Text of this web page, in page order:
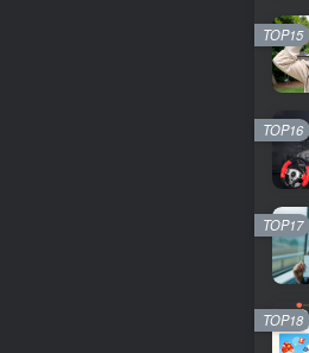
TOP15
TOP16
TOP17
TOP18